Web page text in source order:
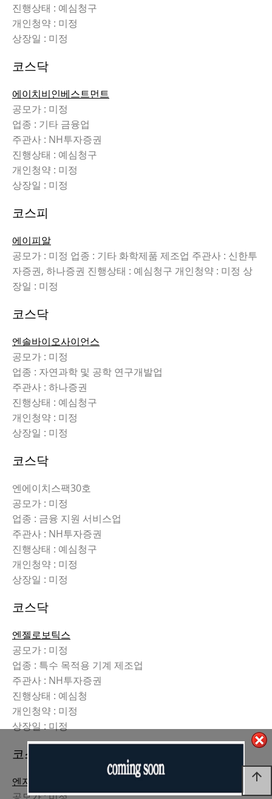
진행상태 : 예심청구
개인청약 : 미정
상장일 : 미정
코스닥
에이치비인베스트먼트
공모가 : 미정
업종 : 기타 금융업
주관사 : NH투자증권
진행상태 : 예심청구
개인청약 : 미정
상장일 : 미정
코스피
에이피알
공모가 : 미정 업종 : 기타 화학제품 제조업 주관사 : 신한투
자증권, 하나증권 진행상태 : 예심청구 개인청약 : 미정 상
장일 : 미정
코스닥
엔솔바이오사이언스
공모가 : 미정
업종 : 자연과학 및 공학 연구개발업
주관사 : 하나증권
진행상태 : 예심청구
개인청약 : 미정
상장일 : 미정
코스닥
엔에이치스팩30호
공모가 : 미정
업종 : 금융 지원 서비스업
주관사 : NH투자증권
진행상태 : 예심청구
개인청약 : 미정
상장일 : 미정
코스닥
엔젤로보틱스
공모가 : 미정
업종 : 특수 목적용 기계 제조업
주관사 : NH투자증권
진행상태 : 예심청
개인청약 : 미정
상장일 : 미정
코스닥
엔지노믹스
arrow_upward